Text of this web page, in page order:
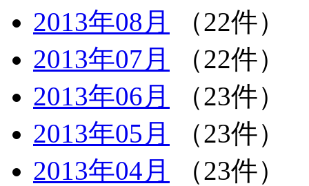
2013年08月
（22件）
2013年07月
（22件）
2013年06月
（23件）
2013年05月
（23件）
2013年04月
（23件）